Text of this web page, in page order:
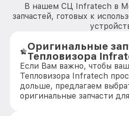
В нашем СЦ Infratech в
запчастей, готовых к
Оригинальные
Тепловизора
Если Вам важно, чтобы
Тепловизора Infratech
дольше, предлагаем
оригинальные запчасти